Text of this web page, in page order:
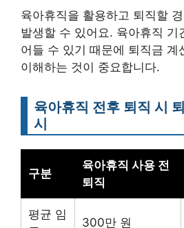
육아휴직을 활용하고 퇴직할
발생할 수 있어요. 육아휴직 기
어들 수 있기 때문에 퇴직금 계
이해하는 것이 중요합니다.
육아휴직 전후 퇴직 시
시
구분
육아휴직 사용 전
퇴직
평균 임
300만 원